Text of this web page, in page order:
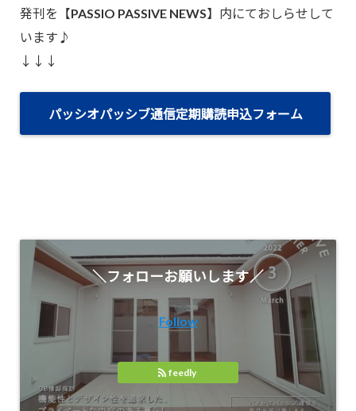
発刊を【PASSIO PASSIVE NEWS】内にておしらせして
います♪
↓↓↓
パッシオパッシブ通信定期購読申込フォーム
＼フォローお願いします／
Follow
feedly